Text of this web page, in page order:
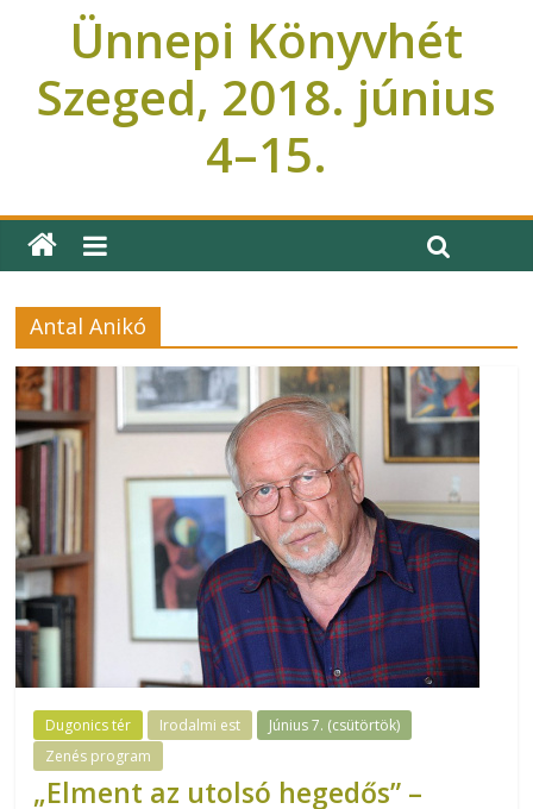
Ünnepi Könyvhét
Szeged, 2018. június
4–15.
Antal Anikó
Dugonics tér Irodalmi est
Június 7. (csütörtök)
Zenés program
„Elment az utolsó hegedős” –